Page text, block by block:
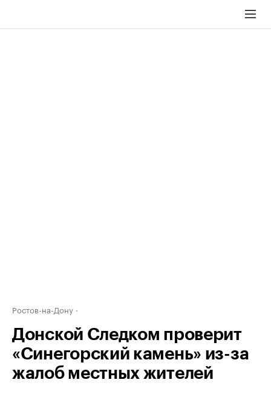
Ростов-на-Дону
Донской Следком проверит
«Синегорский камень» из-за
жалоб местных жителей